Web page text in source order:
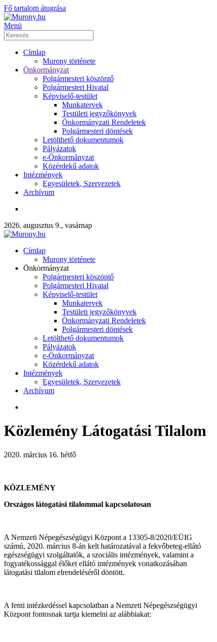
Fő tartalom átugrása
Menü
Címlap
Murony története
Önkormányzat
Polgármesteri köszöntő
Polgármesteri Hivatal
Képviselő-testület
Munkatervek
Testületi jegyzőkönyvek
Önkormányzati Rendeletek
Polgármesteri döntések
Letölthető dokumentumok
Pályázatok
e-Önkormányzat
Közérdekű adatok
Intézmények
Egyesületek, Szervezetek
Archívum
2026. augusztus 9., vasárnap
Címlap
Murony története
Önkormányzat
Polgármesteri köszöntő
Polgármesteri Hivatal
Képviselő-testület
Munkatervek
Testületi jegyzőkönyvek
Önkormányzati Rendeletek
Polgármesteri döntések
Letölthető dokumentumok
Pályázatok
e-Önkormányzat
Közérdekű adatok
Intézmények
Egyesületek, Szervezetek
Archívum
Közlemény Látogatási Tilalom
2020. március 16. hétfő
KÖZLEMÉNY
Országos látogatási tilalommal kapcsolatosan
A Nemzeti Népegészségügyi Központ a 13305-8/2020/EÜIG
számú, 2020. március 8-án kelt határozatával a fekvőbeteg-ellátó
egészségügyi szolgáltatók, a szociális intézmények, valamint a
fogyatékossággal élőket ellátó intézmények vonatkozásában
látogatási tilalom elrendeléséről döntött.
A fenti intézkedéssel kapcsolatban a Nemzeti Népegészségügyi
Központ fontosnak tartja kiemelni az alábbiakat: